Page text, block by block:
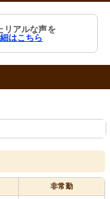
リアルな声を
はこちら
非常勤